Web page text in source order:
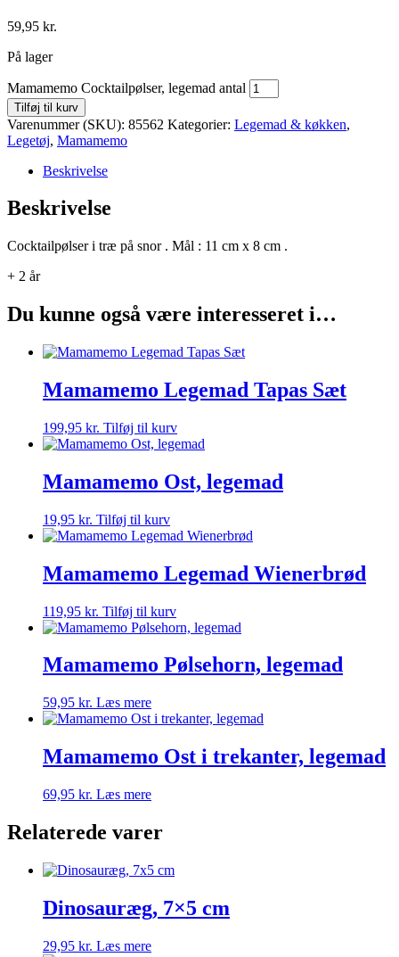
59,95 kr.
På lager
Mamamemo Cocktailpølser, legemad antal
Tilføj til kurv
Varenummer (SKU): 85562 Kategorier: Legemad & køkken,
Legetøj, Mamamemo
Beskrivelse
Beskrivelse
Cocktailpølser i træ på snor . Mål : 11 cm x 8 cm .
+ 2 år
Du kunne også være interesseret i…
Mamamemo Legemad Tapas Sæt
199,95 kr. Tilføj til kurv
Mamamemo Ost, legemad
19,95 kr. Tilføj til kurv
Mamamemo Legemad Wienerbrød
119,95 kr. Tilføj til kurv
Mamamemo Pølsehorn, legemad
59,95 kr. Læs mere
Mamamemo Ost i trekanter, legemad
69,95 kr. Læs mere
Relaterede varer
Dinosauræg, 7×5 cm
29,95 kr. Læs mere